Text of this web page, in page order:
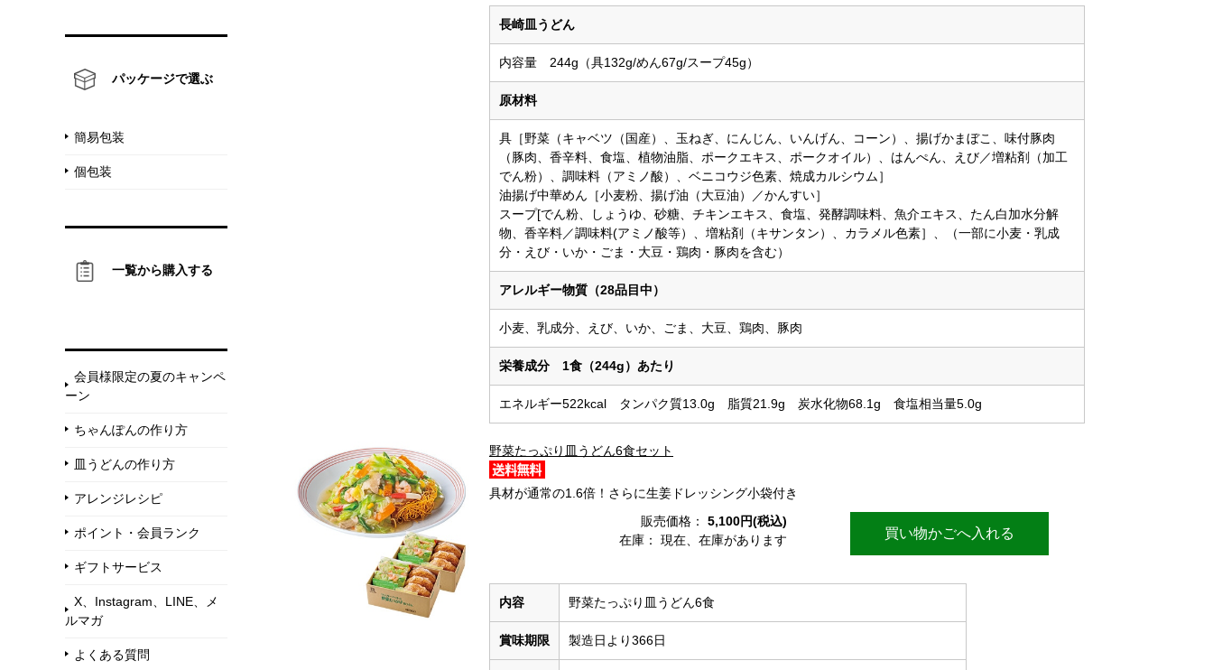
パッケージで選ぶ
簡易包装
個包装
一覧から購入する
会員様限定の夏のキャンペ
ーン
ちゃんぽんの作り方
皿うどんの作り方
アレンジレシピ
ポイント・会員ランク
ギフトサービス
X、Instagram、LINE、メ
ルマガ
よくある質問
長崎皿うどん
内容量 244g（具132g/めん67g/スープ45g）
原材料
具［野菜（キャベツ（国産）、玉ねぎ、にんじん、いんげん、コーン）、揚げかまぼこ、味付豚肉
（豚肉、香辛料、食塩、植物油脂、ポークエキス、ポークオイル）、はんぺん、えび／増粘剤（加工
でん粉）、調味料（アミノ酸）、ベニコウジ色素、焼成カルシウム］
油揚げ中華めん［小麦粉、揚げ油（大豆油）／かんすい］
スープ[でん粉、しょうゆ、砂糖、チキンエキス、食塩、発酵調味料、魚介エキス、たん白加水分解
物、香辛料／調味料(アミノ酸等）、増粘剤（キサンタン）、カラメル色素］、（一部に小麦・乳成
分・えび・いか・ごま・大豆・鶏肉・豚肉を含む）
アレルギー物質（28品目中）
小麦、乳成分、えび、いか、ごま、大豆、鶏肉、豚肉
栄養成分 1食（244g）あたり
エネルギー522kcal タンパク質13.0g 脂質21.9g 炭水化物68.1g 食塩相当量5.0g
野菜たっぷり皿うどん6食セット
具材が通常の1.6倍！さらに生姜ドレッシング小袋付き
販売価格：
5,100円(税込)
在庫：
現在、在庫があります 買い物かごへ入れる
内容 野菜たっぷり皿うどん6食
賞味期限 製造日より366日